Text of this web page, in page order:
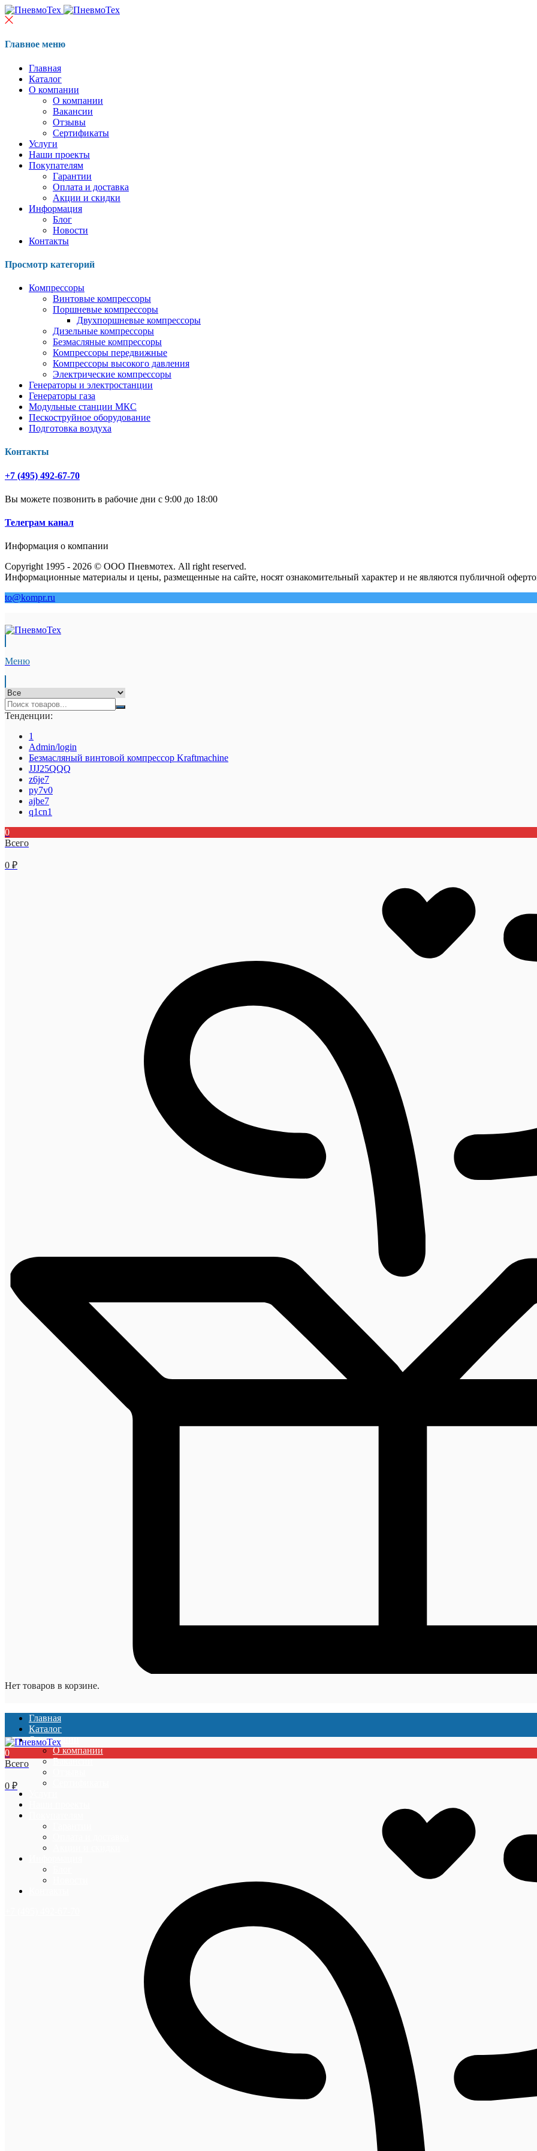
Главное меню
Главная
Каталог
О компании
О компании
Вакансии
Отзывы
Сертификаты
Услуги
Наши проекты
Покупателям
Гарантии
Оплата и доставка
Акции и скидки
Информация
Блог
Новости
Контакты
Просмотр категорий
Компрессоры
Винтовые компрессоры
Поршневые компрессоры
Двухпоршневые компрессоры
Дизельные компрессоры
Безмасляные компрессоры
Компрессоры передвижные
Компрессоры высокого давления
Электрические компрессоры
Генераторы и электростанции
Генераторы газа
Модульные станции МКС
Пескоструйное оборудование
Подготовка воздуха
Контакты
+7 (495) 492-67-70
Вы можете позвонить в рабочие дни с 9:00 до 18:00
Телеграм канал
Информация о компании
Copyright 1995 - 2026 © ООО Пневмотех. All right reserved.
Информационные материалы и цены, размещенные на сайте, носят ознакомительный характер и не являются публичной
to@kompr.ru
Меню
Тенденции:
1
Admin/login
Безмасляный винтовой компрессор Kraftmaсhine
JJJ25QQQ
z6je7
py7v0
ajbe7
q1cn1
0
Всего
0 ₽
Нет товаров в корзине.
Главная
Каталог
О компании
О компании
Вакансии
0
Всего
0 ₽